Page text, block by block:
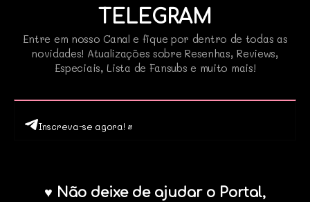
TELEGRAM
Entre em nosso Canal e fique por dentro de todas as
novidades! Atualizações sobre Resenhas, Reviews,
Especiais, Lista de Fansubs e muito mais!
Inscreva-se agora! •
♥ Não deixe de ajudar o Portal,